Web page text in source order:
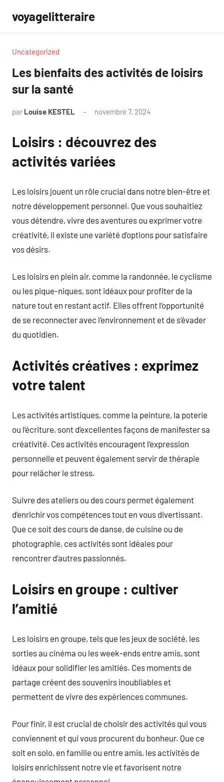
contenu
voyagelitteraire
Uncategorized
Les bienfaits des activités de loisirs
sur la santé
par Louise KESTEL novembre 7, 2024
Loisirs : découvrez des
activités variées
Les loisirs jouent un rôle crucial dans notre bien-être et
notre développement personnel. Que vous souhaitiez
vous détendre, vivre des aventures ou exprimer votre
créativité, il existe une variété d’options pour satisfaire
vos désirs.
Les loisirs en plein air, comme la randonnée, le cyclisme
ou les pique-niques, sont idéaux pour profiter de la
nature tout en restant actif. Elles offrent l’opportunité
de se reconnecter avec l’environnement et de s’évader
du quotidien.
Activités créatives : exprimez
votre talent
Les activités artistiques, comme la peinture, la poterie
ou l’écriture, sont d’excellentes façons de manifester sa
créativité. Ces activités encouragent l’expression
personnelle et peuvent également servir de thérapie
pour relâcher le stress.
Suivre des ateliers ou des cours permet également
d’enrichir vos compétences tout en vous divertissant.
Que ce soit des cours de danse, de cuisine ou de
photographie, ces activités sont idéales pour
rencontrer d’autres passionnés.
Loisirs en groupe : cultiver
l’amitié
Les loisirs en groupe, tels que les jeux de société, les
sorties au cinéma ou les week-ends entre amis, sont
idéaux pour solidifier les amitiés. Ces moments de
partage créent des souvenirs inoubliables et
permettent de vivre des expériences communes.
Pour finir, il est crucial de choisir des activités qui vous
conviennent et qui vous procurent du bonheur. Que ce
soit en solo, en famille ou entre amis, les activités de
loisirs enrichissent notre vie et favorisent notre